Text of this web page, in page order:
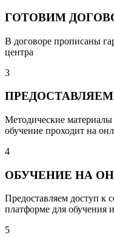
ГОТОВИМ
В договоре прописаны
центра
3
Методические
обучение проходит на
4
ОБУЧЕНИЕ НА
Предоставляем доступ к
платформе для обучения
5